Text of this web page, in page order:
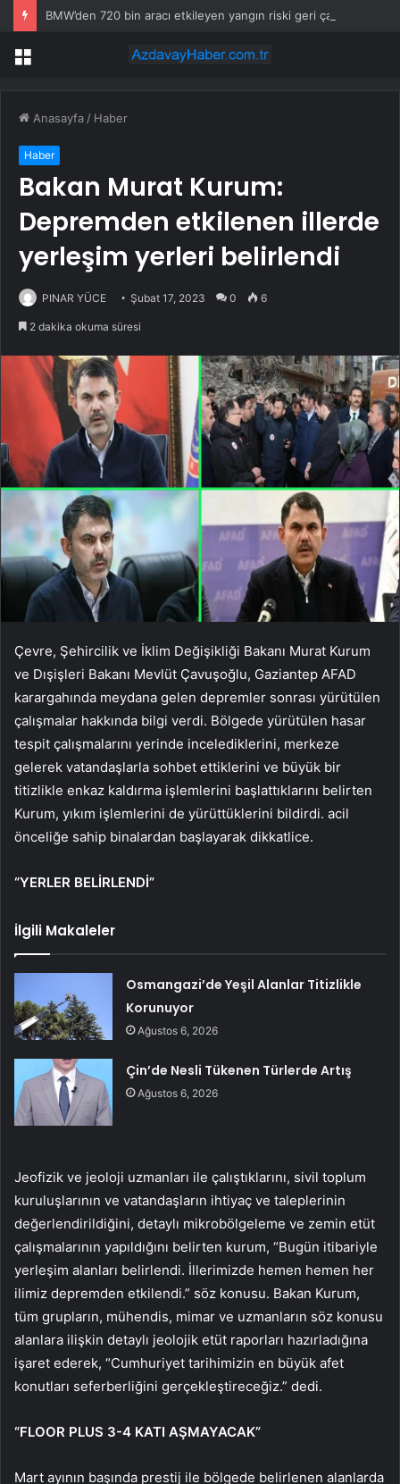
BMW’den 720 bin aracı etkileyen yangın riski geri çağrısı
Menü
Anasayfa / Haber
Haber
Bakan Murat Kurum:
Depremden etkilenen illerde
yerleşim yerleri belirlendi
PINAR YÜCE Şubat 17, 2023 0 6
2 dakika okuma süresi
Çevre, Şehircilik ve İklim Değişikliği Bakanı Murat Kurum
ve Dışişleri Bakanı Mevlüt Çavuşoğlu, Gaziantep AFAD
karargahında meydana gelen depremler sonrası yürütülen
çalışmalar hakkında bilgi verdi. Bölgede yürütülen hasar
tespit çalışmalarını yerinde incelediklerini, merkeze
gelerek vatandaşlarla sohbet ettiklerini ve büyük bir
titizlikle enkaz kaldırma işlemlerini başlattıklarını belirten
Kurum, yıkım işlemlerini de yürüttüklerini bildirdi. acil
önceliğe sahip binalardan başlayarak dikkatlice.
“YERLER BELİRLENDİ”
İlgili Makaleler
Osmangazi’de Yeşil Alanlar Titizlikle
Korunuyor
Ağustos 6, 2026
Çin’de Nesli Tükenen Türlerde Artış
Ağustos 6, 2026
Jeofizik ve jeoloji uzmanları ile çalıştıklarını, sivil toplum
kuruluşlarının ve vatandaşların ihtiyaç ve taleplerinin
değerlendirildiğini, detaylı mikrobölgeleme ve zemin etüt
çalışmalarının yapıldığını belirten kurum, “Bugün itibariyle
yerleşim alanları belirlendi. İllerimizde hemen hemen her
ilimiz depremden etkilendi.” söz konusu. Bakan Kurum,
tüm grupların, mühendis, mimar ve uzmanların söz konusu
alanlara ilişkin detaylı jeolojik etüt raporları hazırladığına
işaret ederek, “Cumhuriyet tarihimizin en büyük afet
konutları seferberliğini gerçekleştireceğiz.” dedi.
“FLOOR PLUS 3-4 KATI AŞMAYACAK”
Mart ayının başında prestij ile bölgede belirlenen alanlarda